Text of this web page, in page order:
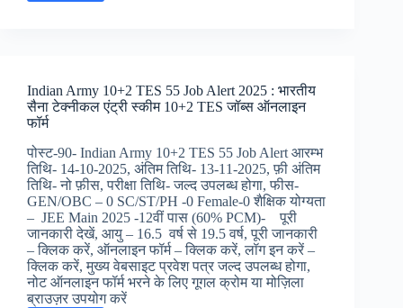
Form
2025
सेबी
असिस्टेंट
मेनेजर
ऑनलाइन
जॉब
अलर्ट,
Indian Army 10+2 TES 55 Job Alert 2025 : भारतीय
सैना टेक्नीकल एंट्री स्कीम 10+2 TES जॉब्स ऑनलाइन
फॉर्म
पोस्ट-90- Indian Army 10+2 TES 55 Job Alert आरम्भ
तिथि- 14-10-2025, अंतिम तिथि- 13-11-2025, फ़ी अंतिम
तिथि- नो फ़ीस, परीक्षा तिथि- जल्द उपलब्ध होगा, फीस-
GEN/OBC – 0 SC/ST/PH -0 Female-0 शैक्षिक योग्यता
– JEE Main 2025 -12वीं पास (60% PCM)- पूरी
जानकारी देखें, आयु – 16.5 वर्ष से 19.5 वर्ष, पूरी जानकारी
– क्लिक करें, ऑनलाइन फॉर्म – क्लिक करें, लॉग इन करें –
क्लिक करें, मुख्य वेबसाइट प्रवेश पत्र जल्द उपलब्ध होगा,
नोट ऑनलाइन फॉर्म भरने के लिए गूगल क्रोम या मोज़िला
ब्राउज़र उपयोग करें